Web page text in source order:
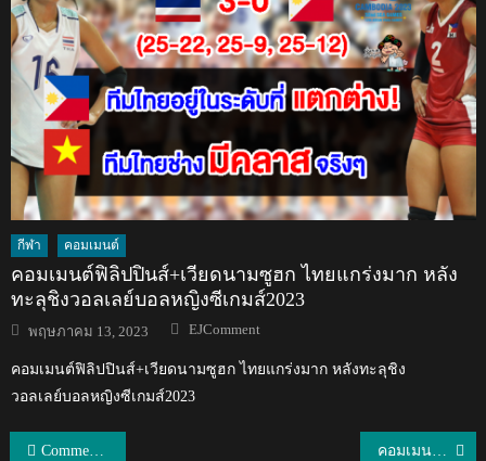
กีฬา คอมเมนต์
คอมเมนต์ฟิลิปปินส์+เวียดนามซูฮก ไทยแกร่งมาก หลัง
ทะลุชิงวอลเลย์บอลหญิงซีเกมส์2023
Posted
on
พฤษภาคม 13, 2023 Author
EJComment
คอมเมนต์ฟิลิปปินส์+เวียดนามซูฮก ไทยแกร่งมาก หลังทะลุชิง
วอลเลย์บอลหญิงซีเกมส์2023
แนะแนว
Comment ชาวอินโดนีเซียหลังแพ้ไทย 0-2 ศึก AFF U15 คอมเมนต์ชาวเวียดนามและอาเซียนเกี่ยวกับสนามจัดการแข่งขัน AFF U18